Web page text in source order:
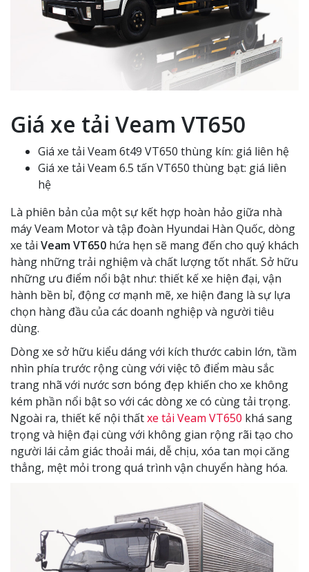
Giá xe tải Veam VT650
Giá xe tải Veam 6t49 VT650 thùng kín: giá liên hệ
Giá xe tải Veam 6.5 tấn VT650 thùng bạt: giá liên
hệ
Là phiên bản của một sự kết hợp hoàn hảo giữa nhà
máy Veam Motor và tập đoàn Hyundai Hàn Quốc, dòng
xe tải Veam VT650 hứa hẹn sẽ mang đến cho quý khách
hàng những trải nghiệm và chất lượng tốt nhất. Sở hữu
những ưu điểm nổi bật như: thiết kế xe hiện đại, vận
hành bền bỉ, động cơ mạnh mẽ, xe hiện đang là sự lựa
chọn hàng đầu của các doanh nghiệp và người tiêu
dùng.
Dòng xe sở hữu kiểu dáng với kích thước cabin lớn, tầm
nhìn phía trước rộng cùng với việc tô điểm màu sắc
trang nhã với nước sơn bóng đẹp khiến cho xe không
kém phần nổi bật so với các dòng xe có cùng tải trọng.
Ngoài ra, thiết kế nội thấtxe tải Veam VT650 khá sang
trọng và hiện đại cùng với không gian rộng rãi tạo cho
người lái cảm giác thoải mái, dễ chịu, xóa tan mọi căng
thẳng, mệt mỏi trong quá trình vận chuyển hàng hóa.